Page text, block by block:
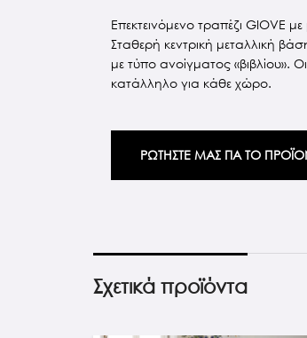
Επεκτεινόμενο τραπέζι GIOVE
Σταθερή κεντρική μεταλλική
με τύπο ανοίγματος «βιβλίου».
κατάλληλο για κάθε χώρο.
ΡΩΤΗΣΤΕ ΜΑΣ ΓΙΑ ΤΟ
Σχετικά προϊόντα